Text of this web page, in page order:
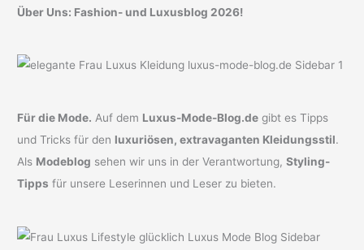
Über Uns: Fashion- und Luxusblog 2026!
Für die Mode. Auf dem Luxus-Mode-Blog.de gibt es Tipps
und Tricks für den luxuriösen, extravaganten Kleidungsstil.
Als Modeblog sehen wir uns in der Verantwortung,Styling-
Tipps für unsere Leserinnen und Leser zu bieten.